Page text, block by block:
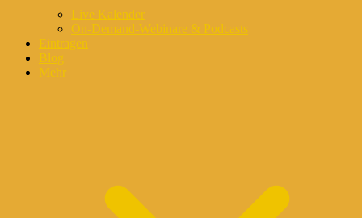
Live Kalender
On-Demand-Webinare & Podcasts
Eintragen
Blog
Mehr